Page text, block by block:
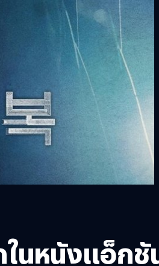
ในหนังแอ็กชั